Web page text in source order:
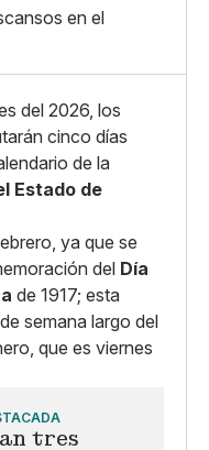
en el
del 2026, los
cinco días
de la
Estado de
ya que se
del Día
de 1917; esta
semana largo del
que es viernes
tres